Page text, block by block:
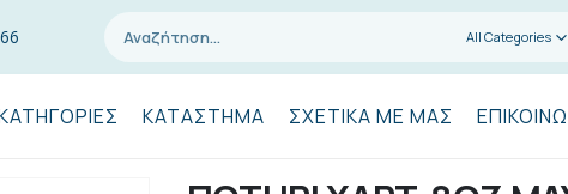
All Categories
ΚΑΤΆΣΤΗΜΑ ΣΧΕΤΙΚΆ ΜΕ ΜΑΣ